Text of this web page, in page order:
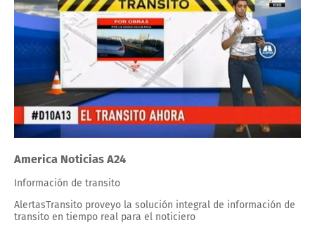
America Noticias A24
Información de transito
AlertasTransito proveyo la solución integral de información de
transito en tiempo real para el noticiero